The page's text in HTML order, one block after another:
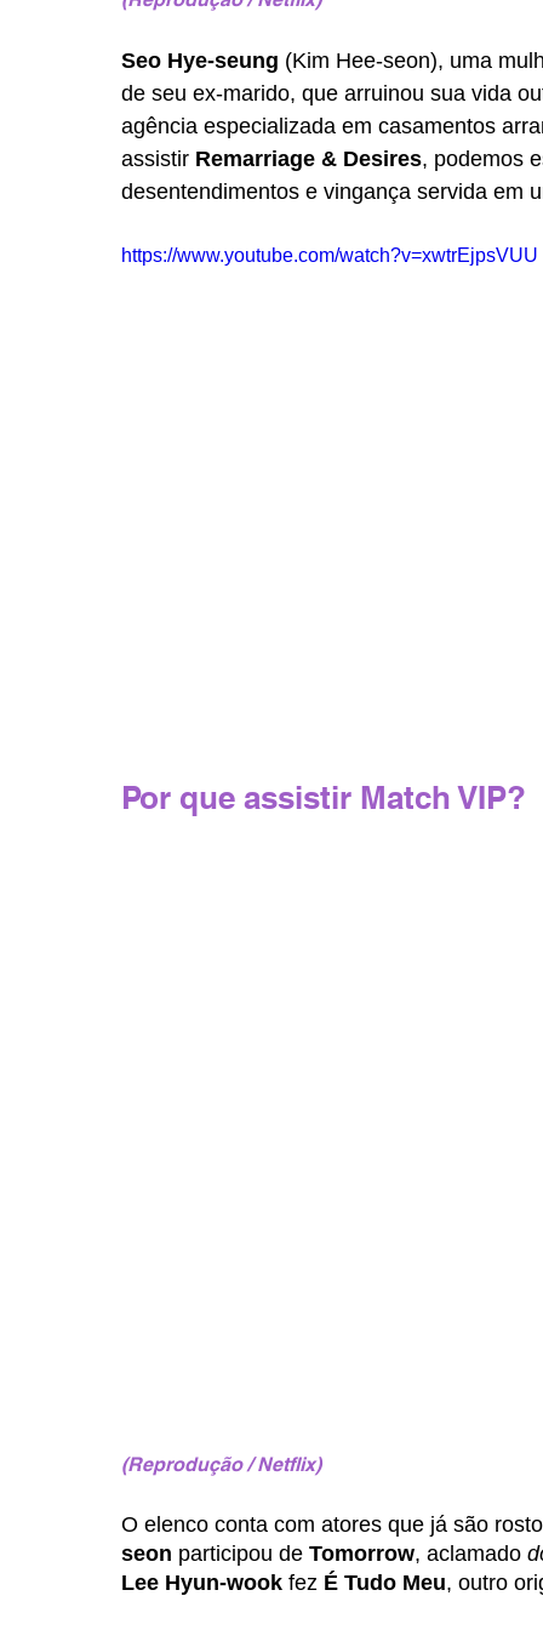
Seo Hye-seung (Kim Hee-seon), uma
de seu ex-marido, que arruinou sua vida
agência especializada em casamentos
assistir Remarriage & Desires, podemos
desentendimentos e vingança servida em
https://www.youtube.com/watch?v=xwtrEjpsVUU
Por que assistir Match VIP?
(Reprodução / Netflix)
O elenco conta com atores que já são
seon participou de Tomorrow, aclamado
Lee Hyun-wook fez É Tudo Meu, outro